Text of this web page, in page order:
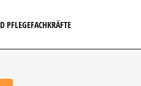
PFLEGEFACHKRÄFTE